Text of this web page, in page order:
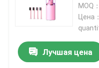
Продукты
для
MOQ
Цена
Лучшая цена